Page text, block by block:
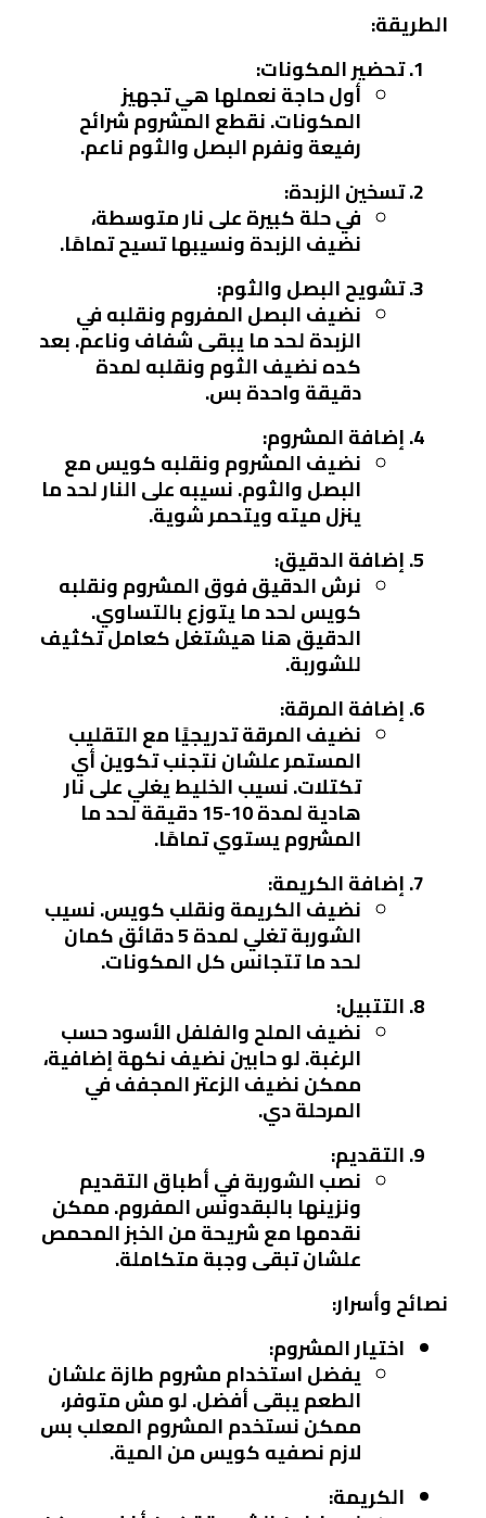
الطريقة:
تحضير المكونات:
أول حاجة نعملها هي تجهيز
المكونات. نقطع المشروم شرائح
رفيعة ونفرم البصل والثوم ناعم.
تسخين الزبدة:
في حلة كبيرة على نار متوسطة،
نضيف الزبدة ونسيبها تسيح تمامًا.
تشويح البصل والثوم:
نضيف البصل المفروم ونقلبه في
الزبدة لحد ما يبقى شفاف وناعم. بعد
كده نضيف الثوم ونقلبه لمدة
دقيقة واحدة بس.
إضافة المشروم:
نضيف المشروم ونقلبه كويس مع
البصل والثوم. نسيبه على النار لحد ما
ينزل ميته ويتحمر شوية.
إضافة الدقيق:
نرش الدقيق فوق المشروم ونقلبه
كويس لحد ما يتوزع بالتساوي.
الدقيق هنا هيشتغل كعامل تكثيف
للشوربة.
إضافة المرقة:
نضيف المرقة تدريجيًا مع التقليب
المستمر علشان نتجنب تكوين أي
تكتلات. نسيب الخليط يغلي على نار
هادية لمدة 10-15 دقيقة لحد ما
المشروم يستوي تمامًا.
إضافة الكريمة:
نضيف الكريمة ونقلب كويس. نسيب
الشوربة تغلي لمدة 5 دقائق كمان
لحد ما تتجانس كل المكونات.
التتبيل:
نضيف الملح والفلفل الأسود حسب
الرغبة. لو حابين نضيف نكهة إضافية،
ممكن نضيف الزعتر المجفف في
المرحلة دي.
التقديم:
نصب الشوربة في أطباق التقديم
ونزينها بالبقدونس المفروم. ممكن
نقدمها مع شريحة من الخبز المحمص
علشان تبقى وجبة متكاملة.
نصائح وأسرار:
اختيار المشروم:
يفضل استخدام مشروم طازة علشان
الطعم يبقى أفضل. لو مش متوفر،
ممكن نستخدم المشروم المعلب بس
لازم نصفيه كويس من المية.
الكريمة: